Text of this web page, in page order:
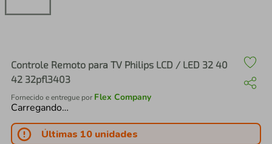
Controle Remoto para TV Philips LCD / LED 32 40
42 32pfl3403
Fornecido e entregue por Flex Company
Carregando…
Últimas 10 unidades